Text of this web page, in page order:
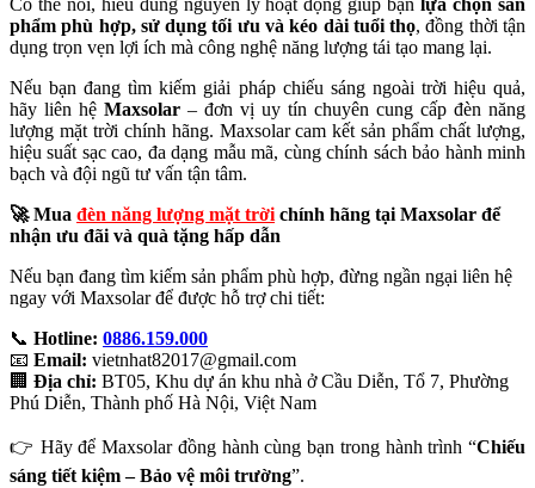
Có thể nói, hiểu đúng nguyên lý hoạt động giúp bạn lựa chọn sản
phẩm phù hợp, sử dụng tối ưu và kéo dài tuổi thọ, đồng thời tận
dụng trọn vẹn lợi ích mà công nghệ năng lượng tái tạo mang lại.
Nếu bạn đang tìm kiếm giải pháp chiếu sáng ngoài trời hiệu quả,
hãy liên hệ Maxsolar – đơn vị uy tín chuyên cung cấp đèn năng
lượng mặt trời chính hãng. Maxsolar cam kết sản phẩm chất lượng,
hiệu suất sạc cao, đa dạng mẫu mã, cùng chính sách bảo hành minh
bạch và đội ngũ tư vấn tận tâm.
🚀 Mua đèn năng lượng mặt trời chính hãng tại Maxsolar để
nhận ưu đãi và quà tặng hấp dẫn
Nếu bạn đang tìm kiếm sản phẩm phù hợp, đừng ngần ngại liên hệ
ngay với Maxsolar để được hỗ trợ chi tiết:
📞 Hotline: 0886.159.000
📧 Email: vietnhat82017@gmail.com
🏢 Địa chỉ: BT05, Khu dự án khu nhà ở Cầu Diễn, Tổ 7, Phường
Phú Diễn, Thành phố Hà Nội, Việt Nam
👉 Hãy để Maxsolar đồng hành cùng bạn trong hành trình “Chiếu
sáng tiết kiệm – Bảo vệ môi trường”.